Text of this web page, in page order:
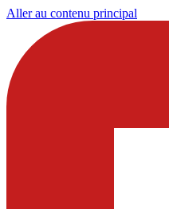
Aller au contenu principal